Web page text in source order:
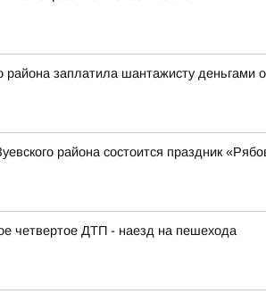
района заплатила шантажисту деньгами
района состоится праздник
четвертое ДТП - наезд на пешехода